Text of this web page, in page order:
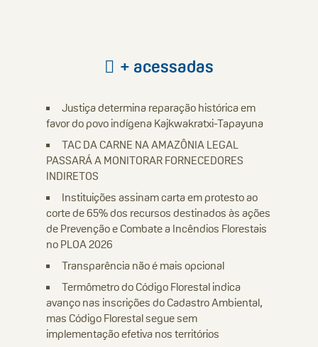
+ acessadas
Justiça determina reparação histórica em
favor do povo indígena Kajkwakratxi-Tapayuna
TAC DA CARNE NA AMAZÔNIA LEGAL
PASSARÁ A MONITORAR FORNECEDORES
INDIRETOS
Instituições assinam carta em protesto ao
corte de 65% dos recursos destinados às ações
de Prevenção e Combate a Incêndios Florestais
no PLOA 2026
Transparência não é mais opcional
Termômetro do Código Florestal indica
avanço nas inscrições do Cadastro Ambiental,
mas Código Florestal segue sem
implementação efetiva nos territórios